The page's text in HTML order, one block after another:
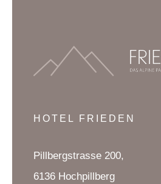
HOTEL FRIEDEN
Pillbergstrasse 200,
6136 Hochpillberg